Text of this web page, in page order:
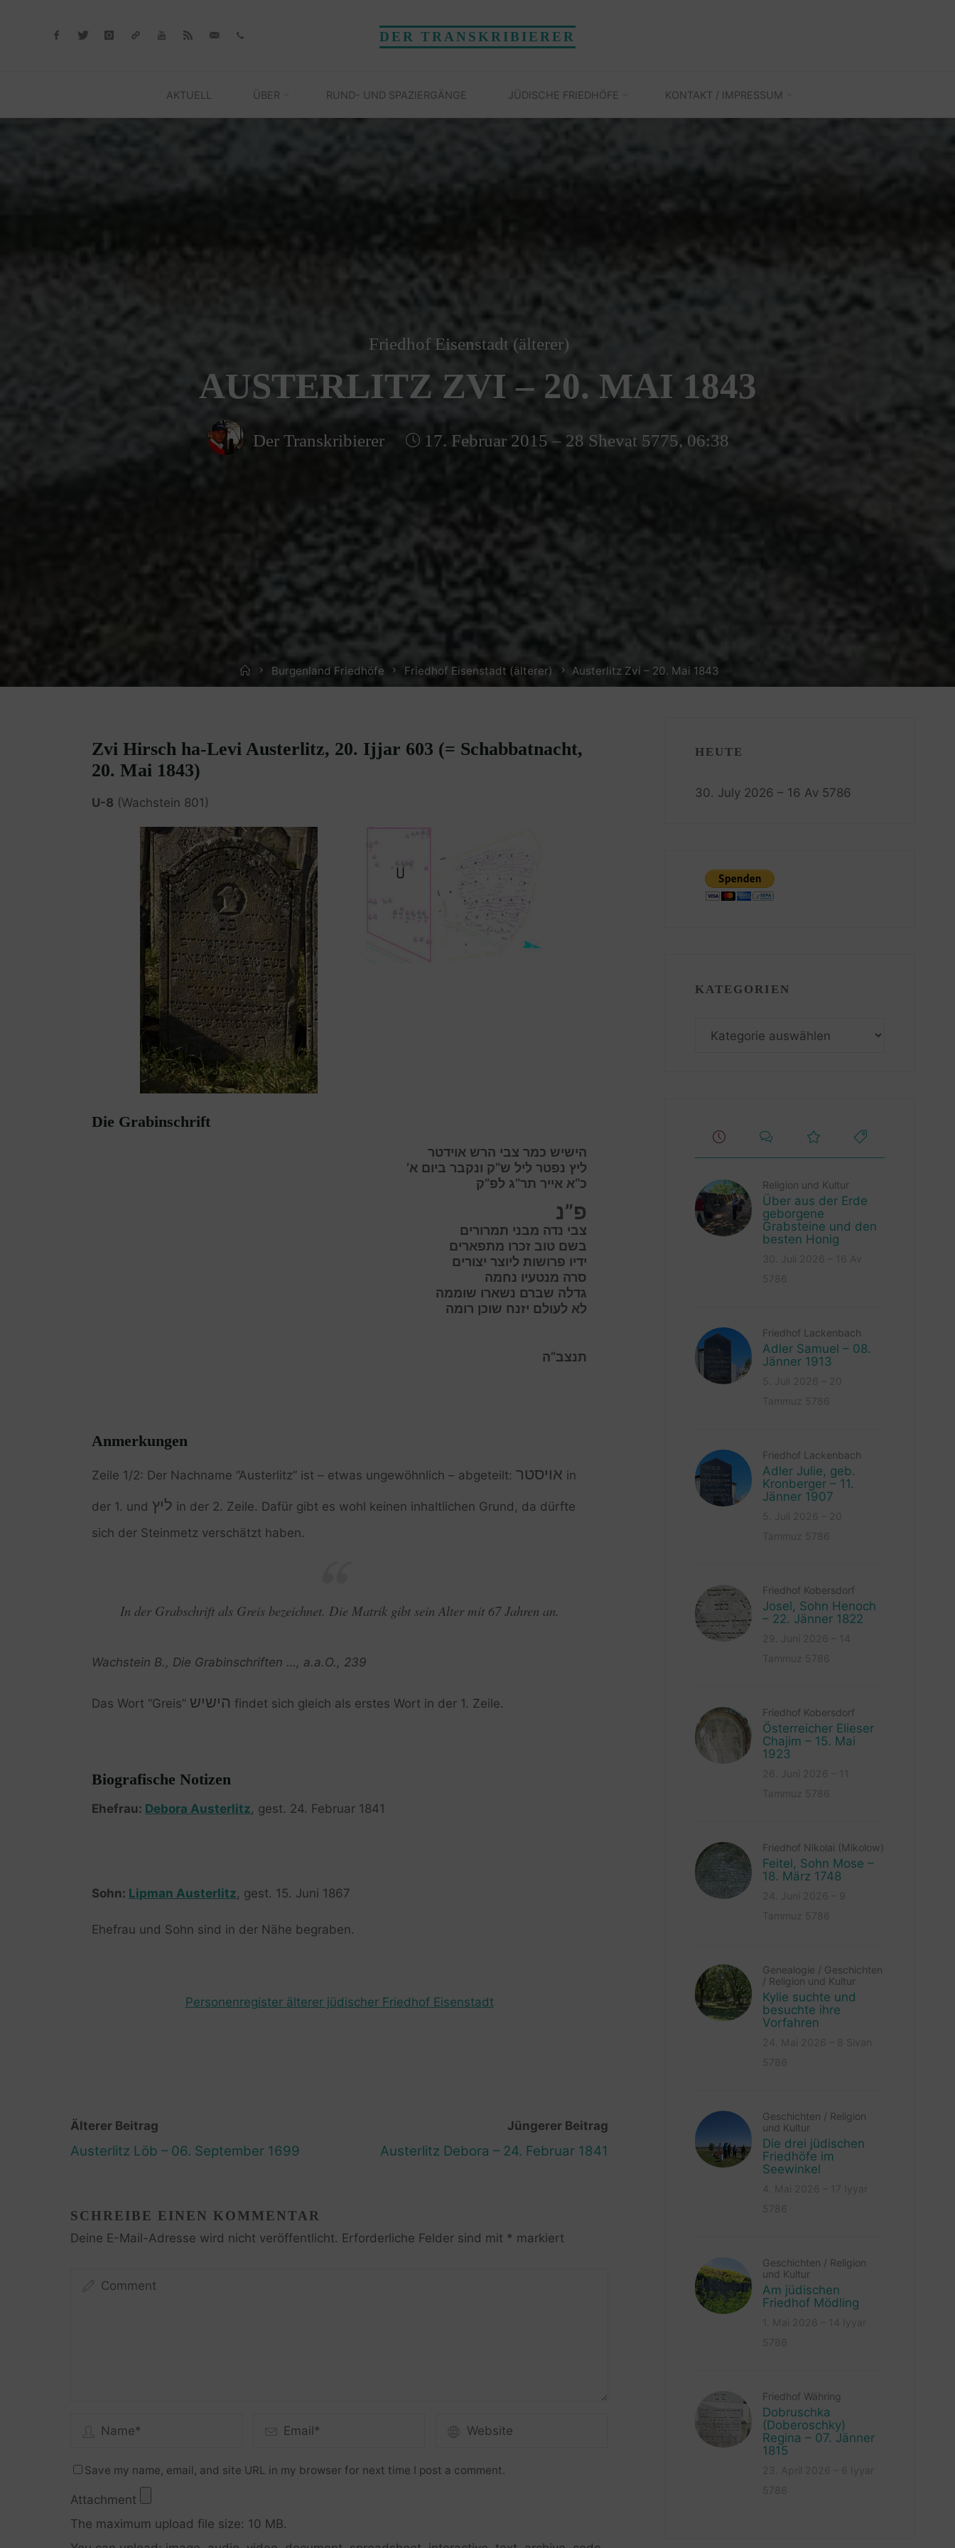
DER TRANSKRIBIERER
AKTUELL ÜBER RUND- UND SPAZIERGÄNGE JÜDISCHE FRIEDHÖFE KONTAKT / IMPRESSUM
Friedhof Eisenstadt (älterer)
AUSTERLITZ ZVI – 20. MAI 1843
Der Transkribierer 17. Februar 2015 – 28 Shevat 5775, 06:38
HomeBurgenland Friedhöfe Friedhof Eisenstadt (älterer) Austerlitz Zvi – 20. Mai 1843
Zvi Hirsch ha-Levi Austerlitz, 20. Ijjar 603 (= Schabbatnacht,
20. Mai 1843)
U-8 (Wachstein 801)
Die Grabinschrift
הישיש כמר צבי הרש אוידטר
ליץ נפטר ליל ש”ק ונקבר ביום א’
כ”א אייר תר”ג לפ”ק
פ”נ
צבי נדה מבני תמרורים
בשם טוב זכרו מתפארים
ידיו פרושות ליוצר יצורים
סרה מנטעיו נחמה
גדלה שברם נשארו שוממה
לא לעולם יזנח שוכן רומה
תנצב”ה
Anmerkungen
Zeile 1/2: Der Nachname “Austerlitz” ist – etwas ungewöhnlich – abgeteilt: אויסטר in
der 1. und ליץ in der 2. Zeile. Dafür gibt es wohl keinen inhaltlichen Grund, da dürfte
sich der Steinmetz verschätzt haben.
In der Grabschrift als Greis bezeichnet. Die Matrik gibt sein Alter mit 67 Jahren an.
Wachstein B., Die Grabinschriften …, a.a.O., 239
Das Wort “Greis” הישיש findet sich gleich als erstes Wort in der 1. Zeile.
Biografische Notizen
Ehefrau: Debora Austerlitz, gest. 24. Februar 1841
Sohn: Lipman Austerlitz, gest. 15. Juni 1867
Ehefrau und Sohn sind in der Nähe begraben.
Personenregister älterer jüdischer Friedhof Eisenstadt
Älterer Beitrag
Austerlitz Löb – 06. September 1699
Jüngerer Beitrag
Austerlitz Debora – 24. Februar 1841
SCHREIBE EINEN KOMMENTAR
Deine E-Mail-Adresse wird nicht veröffentlicht. Erforderliche Felder sind mit * markiert
Save my name, email, and site URL in my browser for next time I post a comment.
Attachment
The maximum upload file size: 10 MB.
HEUTE
30. July 2026 – 16 Av 5786
KATEGORIEN
Religion und Kultur
Über aus der Erde
geborgene
Grabsteine und den
besten Honig
Friedhof Lackenbach
Adler Samuel – 08.
Jänner 1913
Friedhof Lackenbach
Adler Julie, geb.
Kronberger – 11.
Jänner 1907
Friedhof Kobersdorf
Josel, Sohn Henoch
– 22. Jänner 1822
Friedhof Kobersdorf
Österreicher Elieser
Chajim – 15. Mai
1923
Friedhof Nikolai (Mikolow)
Feitel, Sohn Mose –
18. März 1748
Genealogie / Geschichten
/ Religion und Kultur
Kylie suchte und
besuchte ihre
Vorfahren
Geschichten / Religion
und Kultur
Die drei jüdischen
Friedhöfe im
Seewinkel
Geschichten / Religion
und Kultur
Am jüdischen
Friedhof Mödling
Friedhof Währing
Dobruschka
(Doberoschky)
Regina – 07. Jänner
1815